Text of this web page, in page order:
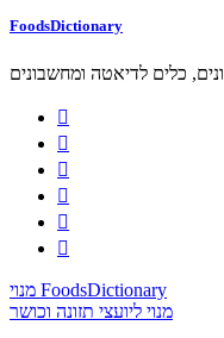
FoodsDictionary
כלים לדיאטה ומחשבונים






מנוי FoodsDictionary
מנוי ליועצי תזונה וכושר